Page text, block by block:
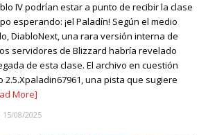
IV podrían estar a punto de recibir la clase
esperando: ¡el Paladín! Según el medio
DiabloNext, una rara versión interna de
servidores de Blizzard habría revelado
de esta clase. El archivo en cuestión
una pista que sugiere
More]
15/08/2025